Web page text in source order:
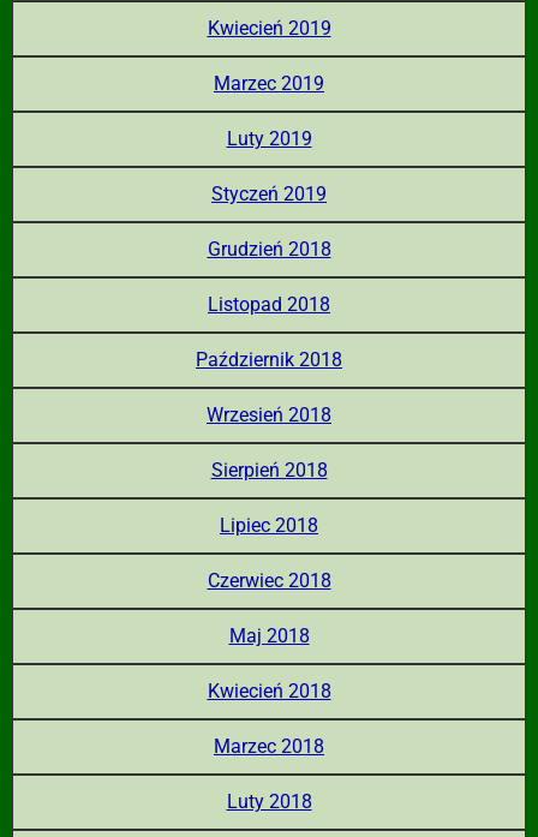
Kwiecień 2019
Marzec 2019
Luty 2019
Styczeń 2019
Grudzień 2018
Listopad 2018
Październik 2018
Wrzesień 2018
Sierpień 2018
Lipiec 2018
Czerwiec 2018
Maj 2018
Kwiecień 2018
Marzec 2018
Luty 2018